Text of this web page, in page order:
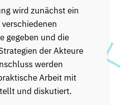
wird zunächst ein
gegeben und die
der Akteure
werden
Arbeit mit
und diskutiert.